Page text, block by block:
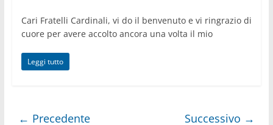
Cari Fratelli Cardinali, vi do il benvenuto e vi ringrazio di
cuore per avere accolto ancora una volta il mio
Leggi tutto
← Precedente
Successivo →